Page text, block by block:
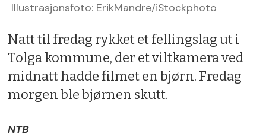
Illustrasjonsfoto: ErikMandre/iStockphoto
Natt til fredag rykket et fellingslag ut i
Tolga kommune, der et viltkamera ved
midnatt hadde filmet en bjørn. Fredag
morgen ble bjørnen skutt.
NTB